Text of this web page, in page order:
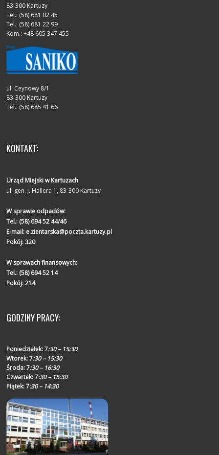
83-300 Kartuzy
Tel.: (58) 681 02 45
Tel.: (58) 681 22 99
Kom.: +48 605 347 455
ul. Ceynowy 8/1
83-300 Kartuzy
Tel.: (58) 685 41 66
KONTAKT:
Urząd Miejski w Kartuzach
ul. gen. J. Hallera 1, 83-300 Kartuzy
W sprawie odpadów:
Tel.: (58) 694 52 44/46
E-mail: e.zientarska@poczta.kartuzy.pl
Pokój: 320
W sprawach finansowych:
Tel.: (58) 694 52 14
Pokój: 214
GODZINY PRACY:
Poniedziałek:7:30 – 15:30
Wtorek:7:30 – 15:30
Środa:7:30 – 16:30
Czwartek:7:30 – 15:30
Piątek:7:30 – 14:30